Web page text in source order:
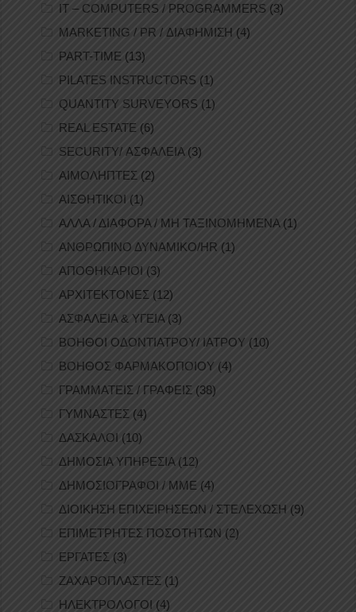
IT – COMPUTERS / PROGRAMMERS (3)
MARKETING / PR / ΔΙΑΦΗΜΙΣΗ (4)
PART-TIME (13)
PILATES INSTRUCTORS (1)
QUANTITY SURVEYORS (1)
REAL ESTATE (6)
SECURITY/ ΑΣΦΑΛΕΙΑ(3)
ΑΙΜΟΛΗΠΤΕΣ (2)
ΑΙΣΘΗΤΙΚΟΙ (1)
ΑΛΛΑ / ΔΙΑΦΟΡΑ / ΜΗ ΤΑΞΙΝΟΜΗΜΕΝΑ(1)
ΑΝΘΡΩΠΙΝΟ ΔΥΝΑΜΙΚΟ/HR (1)
ΑΠΟΘΗΚΑΡΙΟΙ (3)
ΑΡΧΙΤΕΚΤΟΝΕΣ (12)
ΑΣΦΑΛΕΙΑ & ΥΓΕΙΑ(3)
ΒΟΗΘΟΙ ΟΔΟΝΤΙΑΤΡΟΥ/ ΙΑΤΡΟΥ (10)
ΒΟΗΘΟΣ ΦΑΡΜΑΚΟΠΟΙΟΥ (4)
ΓΡΑΜΜΑΤΕΙΣ / ΓΡΑΦΕΙΣ (38)
ΓΥΜΝΑΣΤΕΣ (4)
ΔΑΣΚΑΛΟΙ (10)
ΔΗΜΟΣΙΑ ΥΠΗΡΕΣΙΑ (12)
ΔΗΜΟΣΙΟΓΡΑΦΟΙ / ΜΜΕ (4)
ΔΙΟΙΚΗΣΗ ΕΠΙΧΕΙΡΗΣΕΩΝ / ΣΤΕΛΕΧΩΣΗ (9)
ΕΠΙΜΕΤΡΗΤΕΣ ΠΟΣΟΤΗΤΩΝ (2)
ΕΡΓΑΤΕΣ (3)
ΖΑΧΑΡΟΠΛΑΣΤΕΣ (1)
ΗΛΕΚΤΡΟΛΟΓΟΙ (4)